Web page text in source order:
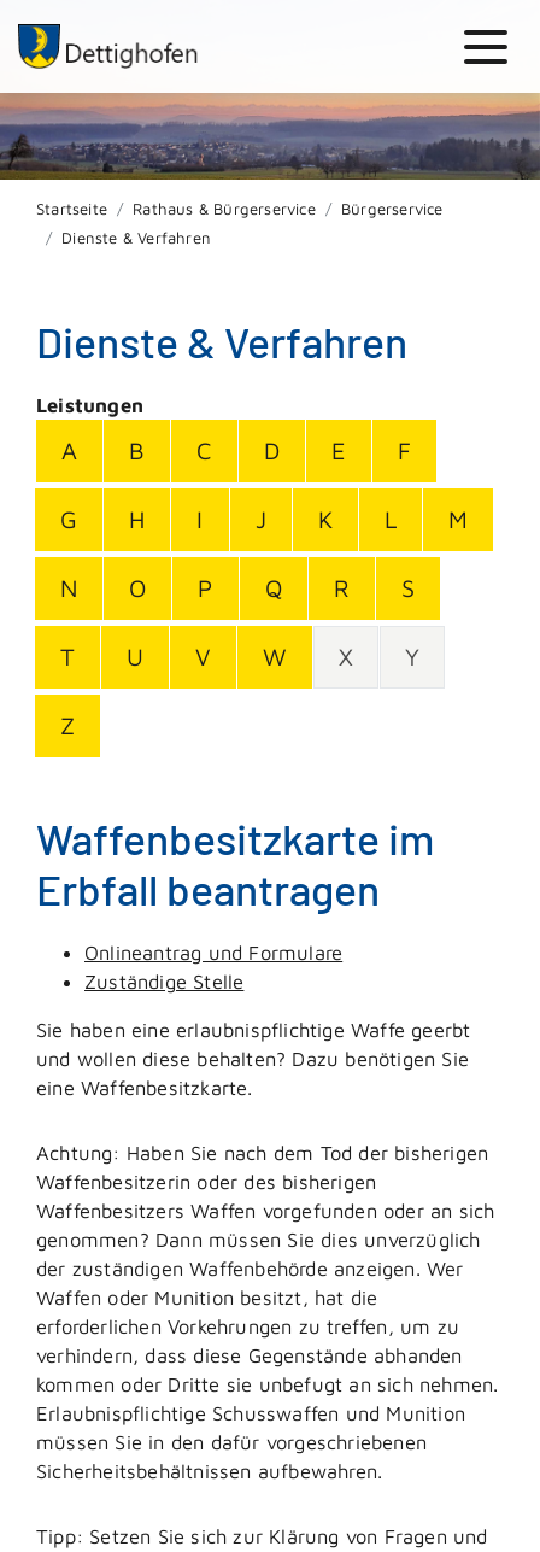
Startseite Rathaus & Bürgerservice
Bürgerservice
Dienste & Verfahren
Dienste & Verfahren
Leistungen
A B C D E F
G H I J K L M
N O P Q R S
T U V W X Y
Z
Waffenbesitzkarte im
Erbfall beantragen
Onlineantrag und Formulare
Zuständige Stelle
Sie haben eine erlaubnispflichtige Waffe geerbt
und wollen diese behalten? Dazu benötigen Sie
eine Waffenbesitzkarte.
Achtung: Haben Sie nach dem Tod der bisherigen
Waffenbesitzerin oder des bisherigen
Waffenbesitzers Waffen vorgefunden oder an sich
genommen? Dann müssen Sie dies unverzüglich
der zuständigen Waffenbehörde anzeigen.Wer
Waffen oder Munition besitzt, hat die
erforderlichen Vorkehrungen zu treffen, um zu
verhindern, dass diese Gegenstände abhanden
kommen oder Dritte sie unbefugt an sich nehmen.
Erlaubnispflichtige Schusswaffen und Munition
müssen Sie in den dafür vorgeschriebenen
Sicherheitsbehältnissen aufbewahren.
Tipp: Setzen Sie sich zur Klärung von Fragen und